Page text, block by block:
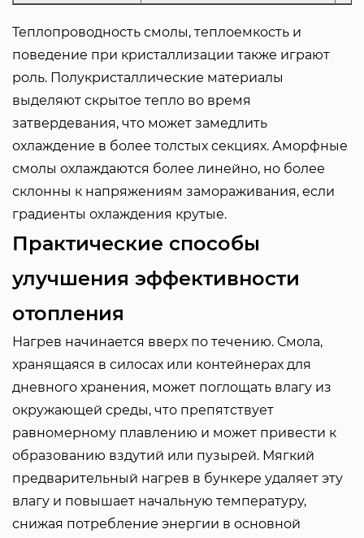
Теплопроводность смолы, теплоемкость и
поведение при кристаллизации также играют
роль. Полукристаллические материалы
выделяют скрытое тепло во время
затвердевания, что может замедлить
охлаждение в более толстых секциях. Аморфные
смолы охлаждаются более линейно, но более
склонны к напряжениям замораживания, если
градиенты охлаждения крутые.
Практические способы
улучшения эффективности
отопления
Нагрев начинается вверх по течению. Смола,
хранящаяся в силосах или контейнерах для
дневного хранения, может поглощать влагу из
окружающей среды, что препятствует
равномерному плавлению и может привести к
образованию вздутий или пузырей. Мягкий
предварительный нагрев в бункере удаляет эту
влагу и повышает начальную температуру,
снижая потребление энергии в основной